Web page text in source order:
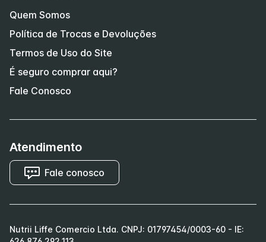
Quem Somos
Política de Trocas e Devoluções
Termos de Uso do Site
É seguro comprar aqui?
Fale Conosco
Atendimento
Fale conosco
Nutrii Liffe Comercio Ltda. CNPJ: 01797454/0003-60 - IE: